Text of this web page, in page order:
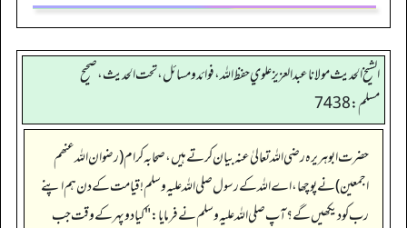
الشيخ الحديث مولانا عبدالعزيز علوي حفظ الله، فوائد و مسائل، تحت الحديث ، صحيح
مسلم: 7438
حضرت ابو ہریرہ رضی اللہ تعالیٰ عنہ بیان کرتے ہیں،صحابہ کرام(رضوان اللہ عنھم
اجمعین) نے پوچھا،اےاللہ کے رسول صلی اللہ علیہ وسلم !قیامت کے دن ہم اپنے
رب کو دیکھیں گے؟آپ صلی اللہ علیہ وسلم نے فرمایا:"کیا دوپہر کے وقت جب